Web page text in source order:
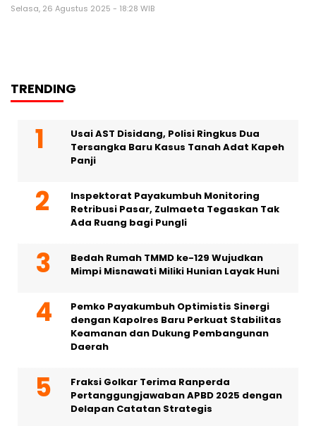
Selasa, 26 Agustus 2025 - 18:28 WIB
TRENDING
Usai AST Disidang, Polisi Ringkus Dua
Tersangka Baru Kasus Tanah Adat Kapeh
Panji
Inspektorat Payakumbuh Monitoring
Retribusi Pasar, Zulmaeta Tegaskan Tak
Ada Ruang bagi Pungli
Bedah Rumah TMMD ke-129 Wujudkan
Mimpi Misnawati Miliki Hunian Layak Huni
Pemko Payakumbuh Optimistis Sinergi
dengan Kapolres Baru Perkuat Stabilitas
Keamanan dan Dukung Pembangunan
Daerah
Fraksi Golkar Terima Ranperda
Pertanggungjawaban APBD 2025 dengan
Delapan Catatan Strategis